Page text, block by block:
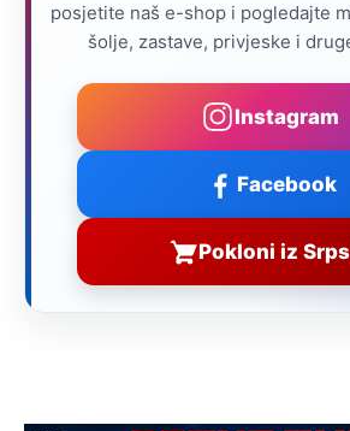
posjetite naš e-shop i pogledajte
šolje, zastave, privjeske i
Instagram
Facebook
Pokloni iz